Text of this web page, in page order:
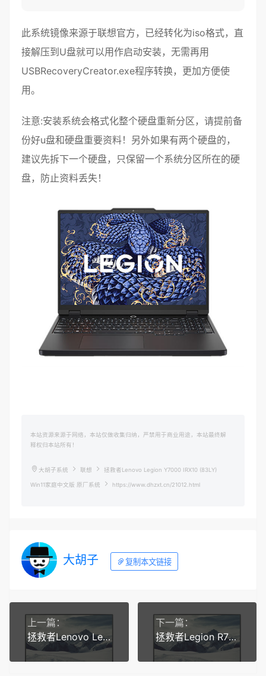
此系统镜像来源于联想官方，已经转化为iso格式，直
接解压到U盘就可以用作启动安装，无需再用
USBRecoveryCreator.exe程序转换，更加方便使
用。
注意:安装系统会格式化整个硬盘重新分区，请提前备
份好u盘和硬盘重要资料！另外如果有两个硬盘的，
建议先拆下一个硬盘，只保留一个系统分区所在的硬
盘，防止资料丢失！
本站资源来源于网络，本站仅做收集归纳，严禁用于商业用途，本站最终解
释权归本站所有！
大胡子系统 联想 拯救者Lenovo Legion Y7000 IRX10 (83LY)
Win11家庭中文版 原厂系统 https://www.dhzxt.cn/21012.html
大胡子 复制本文链接
上一篇：
拯救者Lenovo Legion 9 NX 18IAX10 (83EY) Win11专业版24H2（26100） 原厂oem系统
下一篇：
拯救者Legion R7000P ADR10 (83LT) Win11家庭中文版 原厂系统